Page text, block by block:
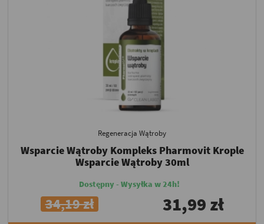
Regeneracja Wątroby
Wsparcie Wątroby Kompleks Pharmovit Krople
Wsparcie Wątroby 30ml
Dostępny - Wysyłka w 24h!
34,19 zł 31,99 zł